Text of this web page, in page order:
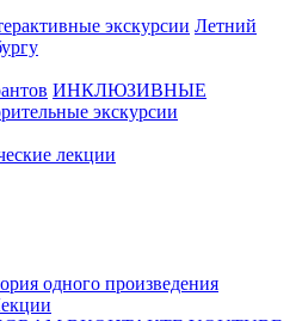
экскурсии Летний
ИНКЛЮЗИВНЫЕ
экскурсии
лекции
одного произведения